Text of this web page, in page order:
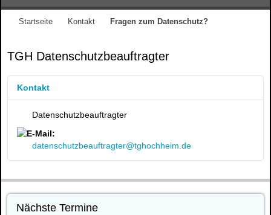
Startseite Kontakt Fragen zum Datenschutz?
TGH Datenschutzbeauftragter
Kontakt
Datenschutzbeauftragter
datenschutzbeauftragter@tghochheim.de
Nächste Termine